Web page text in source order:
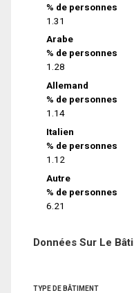
% de personnes
1.31
Arabe
% de personnes
1.28
Allemand
% de personnes
1.14
Italien
% de personnes
1.12
Autre
% de personnes
6.21
Données Sur Le
TYPE DE BÂTIMENT